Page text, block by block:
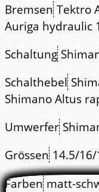
Bremsen Tektro
Auriga hydraulic
Schaltung
Schalthebel
Shimano Altus
Umwerfer
Grössen 14.5/
Farben matt-